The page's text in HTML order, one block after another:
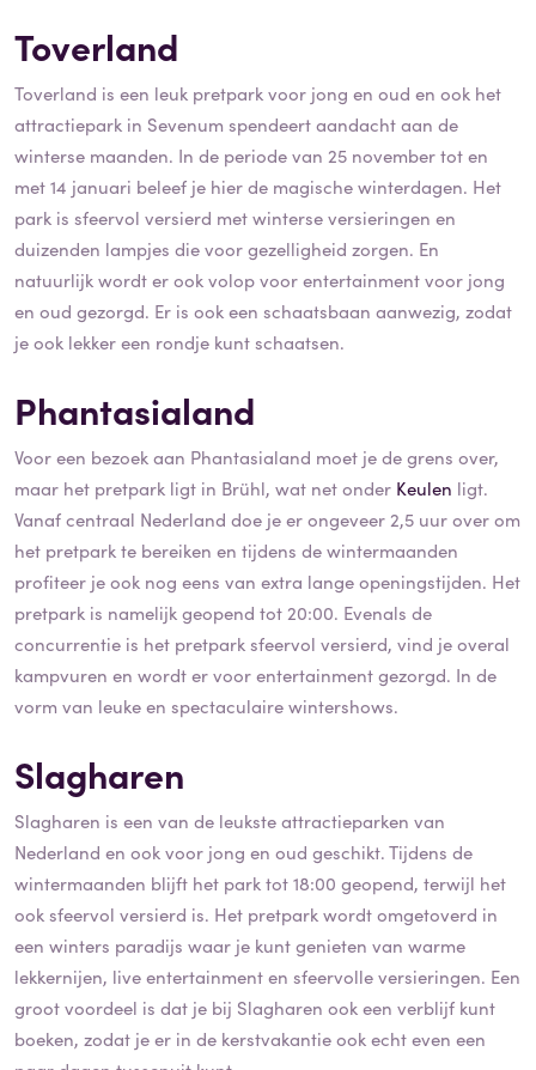
Toverland
Toverland is een leuk pretpark voor jong en oud en ook het
attractiepark in Sevenum spendeert aandacht aan de
winterse maanden. In de periode van 25 november tot en
met 14 januari beleef je hier de magische winterdagen. Het
park is sfeervol versierd met winterse versieringen en
duizenden lampjes die voor gezelligheid zorgen. En
natuurlijk wordt er ook volop voor entertainment voor jong
en oud gezorgd. Er is ook een schaatsbaan aanwezig, zodat
je ook lekker een rondje kunt schaatsen.
Phantasialand
Voor een bezoek aan Phantasialand moet je de grens over,
maar het pretpark ligt in Brühl, wat net onder Keulen ligt.
Vanaf centraal Nederland doe je er ongeveer 2,5 uur over om
het pretpark te bereiken en tijdens de wintermaanden
profiteer je ook nog eens van extra lange openingstijden. Het
pretpark is namelijk geopend tot 20:00. Evenals de
concurrentie is het pretpark sfeervol versierd, vind je overal
kampvuren en wordt er voor entertainment gezorgd. In de
vorm van leuke en spectaculaire wintershows.
Slagharen
Slagharen is een van de leukste attractieparken van
Nederland en ook voor jong en oud geschikt. Tijdens de
wintermaanden blijft het park tot 18:00 geopend, terwijl het
ook sfeervol versierd is. Het pretpark wordt omgetoverd in
een winters paradijs waar je kunt genieten van warme
lekkernijen, live entertainment en sfeervolle versieringen. Een
groot voordeel is dat je bij Slagharen ook een verblijf kunt
boeken, zodat je er in de kerstvakantie ook echt even een